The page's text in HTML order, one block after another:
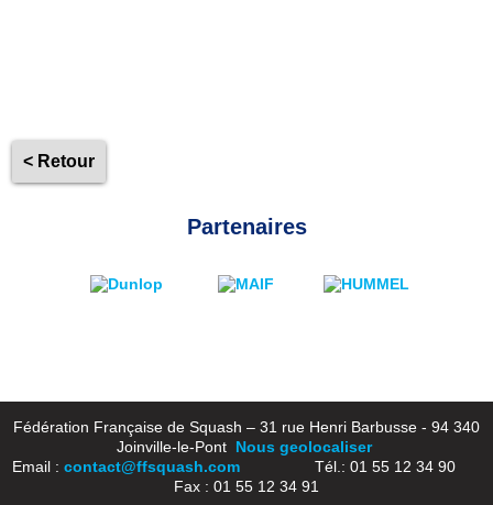
< Retour
Partenaires
Fédération Française de Squash – 31 rue Henri Barbusse - 94 340
Joinville-le-Pont Nous geolocaliser
Email : contact@ffsquash.comTél.: 01 55 12 34 90
Fax : 01 55 12 34 91